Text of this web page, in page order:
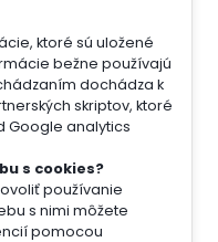
ktoré sú uložené
bežne používajú
dochádza k
skriptov, ktoré
Google analytics
s cookies?
používanie
s nimi môžete
pomocou